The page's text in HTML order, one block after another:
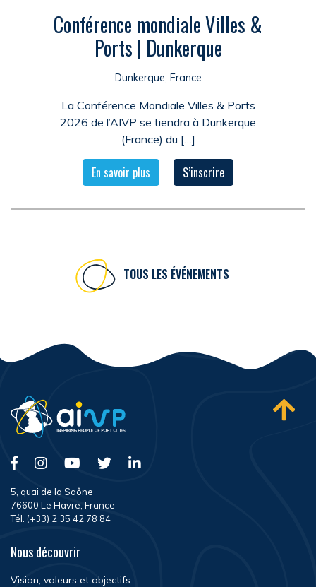
Conférence mondiale Villes &
Ports | Dunkerque
Dunkerque, France
La Conférence Mondiale Villes & Ports
2026 de l’AIVP se tiendra à Dunkerque
(France) du […]
En savoir plus S’inscrire
TOUS LES ÉVÉNEMENTS
5, quai de la Saône
76600 Le Havre, France
Tél. (+33) 2 35 42 78 84
Nous découvrir
Vision, valeurs et objectifs